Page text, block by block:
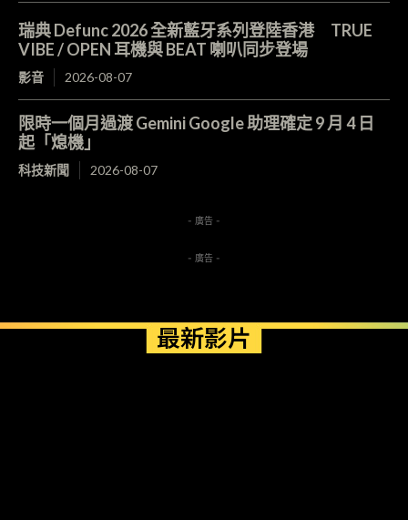
瑞典 Defunc 2026 全新藍牙系列登陸香港 TRUE
VIBE / OPEN 耳機與 BEAT 喇叭同步登場
影音 2026-08-07
限時一個月過渡 Gemini Google 助理確定 9 月 4 日
起「熄機」
科技新聞 2026-08-07
- 廣告 -
- 廣告 -
最新影片